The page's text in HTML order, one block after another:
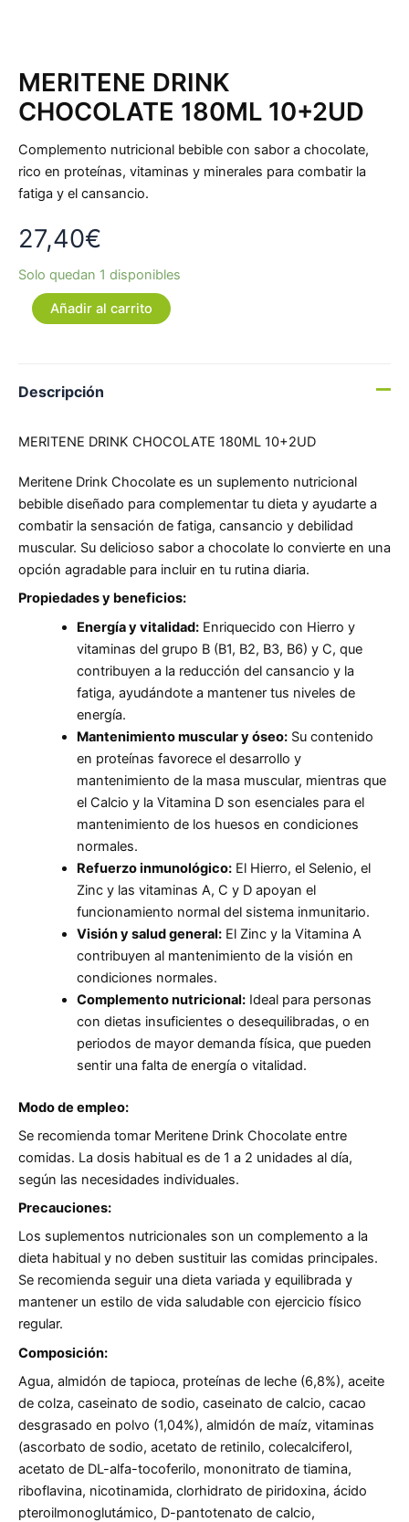
MERITENE DRINK
CHOCOLATE 180ML 10+2UD
Complemento nutricional bebible con sabor a chocolate,
rico en proteínas, vitaminas y minerales para combatir la
fatiga y el cansancio.
27,40€
Solo quedan 1 disponibles
Añadir al carrito
Descripción
MERITENE DRINK CHOCOLATE 180ML 10+2UD
Meritene Drink Chocolate es un suplemento nutricional
bebible diseñado para complementar tu dieta y ayudarte a
combatir la sensación de fatiga, cansancio y debilidad
muscular. Su delicioso sabor a chocolate lo convierte en una
opción agradable para incluir en tu rutina diaria.
Propiedades y beneficios:
Energía y vitalidad:Enriquecido con Hierro y
vitaminas del grupo B (B1, B2, B3, B6) y C, que
contribuyen a la reducción del cansancio y la
fatiga, ayudándote a mantener tus niveles de
energía.
Mantenimiento muscular y óseo:Su contenido
en proteínas favorece el desarrollo y
mantenimiento de la masa muscular, mientras que
el Calcio y la Vitamina D son esenciales para el
mantenimiento de los huesos en condiciones
normales.
Refuerzo inmunológico:El Hierro, el Selenio, el
Zinc y las vitaminas A, C y D apoyan el
funcionamiento normal del sistema inmunitario.
Visión y salud general:El Zinc y la Vitamina A
contribuyen al mantenimiento de la visión en
condiciones normales.
Complemento nutricional:Ideal para personas
con dietas insuficientes o desequilibradas, o en
periodos de mayor demanda física, que pueden
sentir una falta de energía o vitalidad.
Modo de empleo:
Se recomienda tomar Meritene Drink Chocolate entre
comidas. La dosis habitual es de 1 a 2 unidades al día,
según las necesidades individuales.
Precauciones:
Los suplementos nutricionales son un complemento a la
dieta habitual y no deben sustituir las comidas principales.
Se recomienda seguir una dieta variada y equilibrada y
mantener un estilo de vida saludable con ejercicio físico
regular.
Composición:
Agua, almidón de tapioca, proteínas de leche (6,8%), aceite
de colza, caseinato de sodio, caseinato de calcio, cacao
desgrasado en polvo (1,04%), almidón de maíz, vitaminas
(ascorbato de sodio, acetato de retinilo, colecalciferol,
acetato de DL-alfa-tocoferilo, mononitrato de tiamina,
riboflavina, nicotinamida, clorhidrato de piridoxina, ácido
pteroilmonoglutámico, D-pantotenato de calcio,